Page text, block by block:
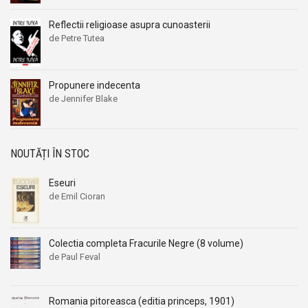
Alessandro Parronchi
Alex Mihai Stoenescu
Alexandra Jones
Alexandra Mosneaga
Alexandre Dumas
Alexandre Koyre
Alexandrian
Alexandru Busuioceanu
Alexandru Dobos
Alessandro Parronchi
Alex Mihai Stoenescu
Alexandra Jones
Alexandra Mosneaga
Alexandre Dumas
Alexandre Koyre
Alexandrian
Alexandru Busuioceanu
Alexandru Dobos
Reflectii religioase asupra cunoasterii
de Petre Tutea
Propunere indecenta
de Jennifer Blake
NOUTĂȚI ÎN STOC
Eseuri
de Emil Cioran
Colectia completa Fracurile Negre (8 volume)
de Paul Feval
Romania pitoreasca (editia princeps, 1901)